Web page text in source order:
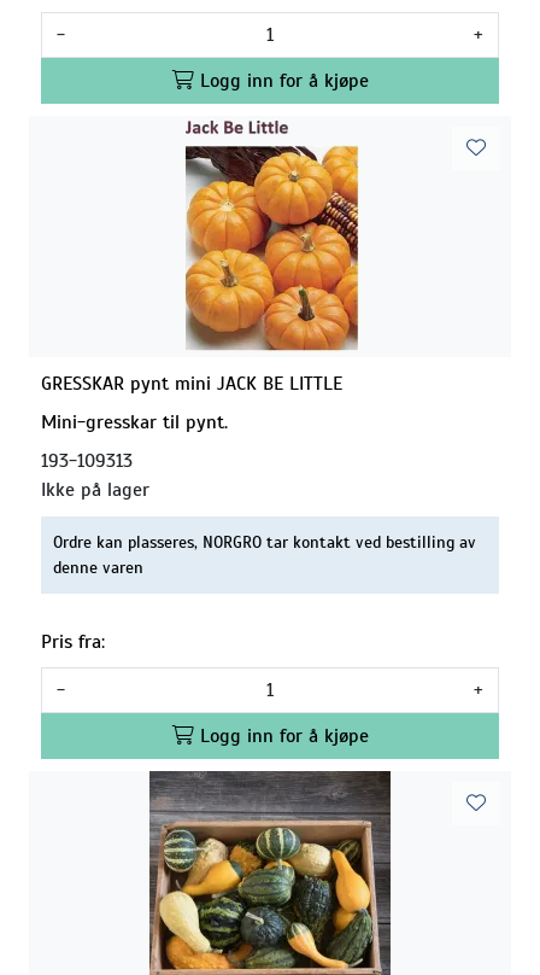
-
+
Logg inn for å kjøpe
GRESSKAR pynt mini JACK BE LITTLE
Mini-gresskar til pynt.
193-109313
Ikke på lager
Ordre kan plasseres, NORGRO tar kontakt ved bestilling av
denne varen
Pris fra:
-
+
Logg inn for å kjøpe